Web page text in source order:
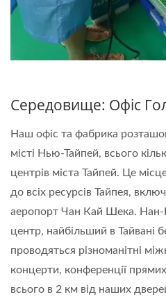
Середовище: Офіс
Наш офіс та фабрика
місті Нью-Тайпей, всього
центрів міста Тайпей. Це
до всіх ресурсів Тайпея,
аеропорт Чан Кай Шека. Нан-
центр, найбільший в Тайвані
проводяться різноманітні
концерти, конференції
всього в 2 км від наших